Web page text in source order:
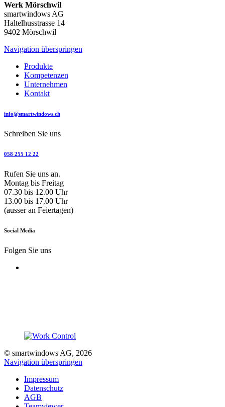
Werk Mörschwil
smartwindows AG
Haltelhusstrasse 14
9402 Mörschwil
Navigation überspringen
Produkte
Kompetenzen
Unternehmen
Kontakt
info@smartwindows.ch
Schreiben Sie uns
058 255 12 22
Rufen Sie uns an.
Montag bis Freitag
07.30 bis 12.00 Uhr
13.00 bis 17.00 Uhr
(ausser an Feiertagen)
Social Media
Folgen Sie uns
© smartwindows AG, 2026
Navigation überspringen
Impressum
Datenschutz
AGB